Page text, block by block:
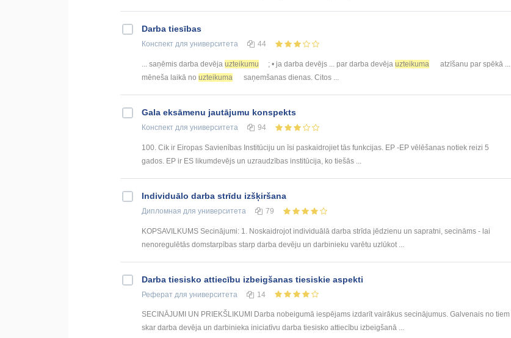
Darba tiesības
Конспект для университета 44
... saņēmis darba devēja uzteikumu ; • ja darba devējs ... par darba devēja uzteikuma
atzīšanu par spēkā ...
mēneša laikā no uzteikuma saņemšanas dienas. Citos ...
Gala eksāmenu jautājumu konspekts
Конспект для университета 94
100. Cik ir Eiropas Savienības Institūciju un īsi paskaidrojiet tās funkcijas. EP -EP vēlēšanas notiek reizi 5
gados. EP ir ES likumdevējs un uzraudzības institūcija, ko tiešās ...
Individuālo darba strīdu izšķiršana
Дипломная для университета 79
KOPSAVILKUMS Secinājumi: 1. Noskaidrojot individuālā darba strīda jēdzienu un sapratni, secināms - lai
nenoregulētās domstarpības starp darba devēju un darbinieku varētu uzlūkot ...
Darba tiesisko attiecību izbeigšanas tiesiskie aspekti
Реферат для университета 14
SECINĀJUMI UN PRIEKŠLIKUMI Darba nobeigumā iespējams izdarīt vairākus secinājumus. Galvenais no tiem
skar darba devēja un darbinieka iniciatīvu darba tiesisko attiecību izbeigšanā ...